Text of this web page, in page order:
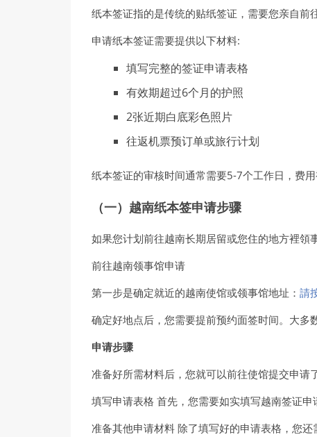
纸本签证指的是传统的贴纸签证，需要您亲自前
申请纸本签证需要提供以下材料:
填写完整的签证申请表格
有效期超过6个月的护照
2张近期白底彩色照片
往返机票预订单或旅行计划
纸本签证的审核时间通常需要5-7个工作日，费
（一）越南纸本签申请步骤
如果您计划前往越南长期居留或您住的地方裡領
前往越南领事馆申请
第一步是确定就近的越南使馆或领事馆地址： 請
确定好地点后，您需要提前预约面签时间。大多
申请步骤
准备好所需材料后，您就可以前往使馆提交申请
填写申请表格 首先，您需要如实填写越南签证
准备其他申请材料 除了填写好的申请表格，您还